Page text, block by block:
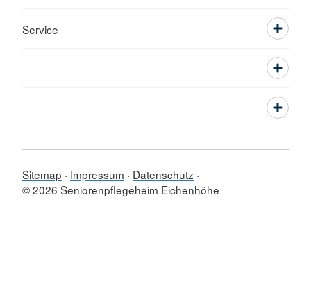
Service
Sitemap Impressum
Datenschutz
© 2026 Seniorenpflegeheim Eichenhöhe